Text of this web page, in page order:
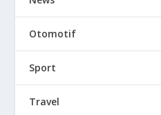
Otomotif
Sport
Travel